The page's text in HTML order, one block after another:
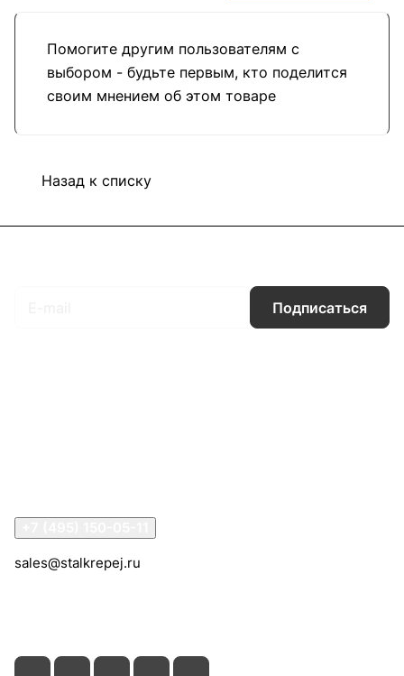
Помогите другим пользователям с
выбором - будьте первым, кто поделится
своим мнением об этом товаре
Назад к списку
Подписаться
sales@stalkrepej.ru